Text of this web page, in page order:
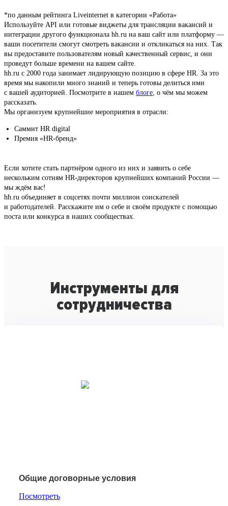
*по данным рейтинга Liveinternet в категории «Работа»
Используйте API или готовые виджеты для трансляции вакансий и
интеграции другого функционала hh.ru на ваш сайт или платформу —
ваши посетители смогут смотреть вакансии и откликаться на них. Так
вы предоставите пользователям новый качественный сервис, и они
проведут больше времени на вашем сайте.
hh.ru с 2000 года занимает лидирующую позицию в сфере HR. За это
время мы накопили много знаний и теперь готовы делиться ими
с вашей аудиторией. Посмотрите в нашем блоге , о чём мы можем
рассказать.
Мы организуем крупнейшие мероприятия в отрасли:
Саммит HR digital
Премия «HR-бренд»
Если хотите стать партнёром одного из них и заявить о себе
нескольким сотням HR-директоров крупнейших компаний России —
мы ждём вас!
hh.ru объединяет в соцсетях почти миллион соискателей
и работодателей. Расскажите им о себе и своём продукте с помощью
поста или конкурса в наших сообществах.
Инструменты для
сотрудничества
Общие договорные условия
Посмотреть